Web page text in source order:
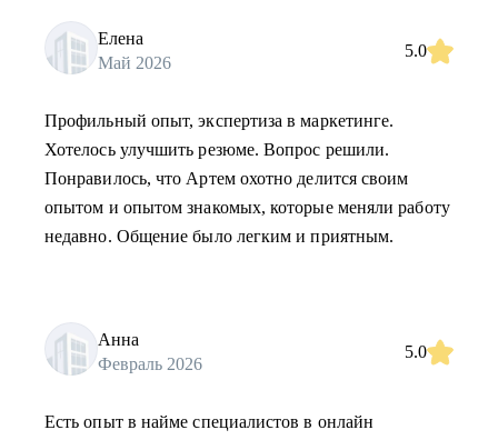
Елена
Май 2026
5.0
Профильный опыт, экспертиза в маркетинге.
Хотелось улучшить резюме. Вопрос решили.
Понравилось, что Артем охотно делится своим
опытом и опытом знакомых, которые меняли работу
недавно. Общение было легким и приятным.
Анна
Февраль 2026
5.0
Есть опыт в найме специалистов в онлайн